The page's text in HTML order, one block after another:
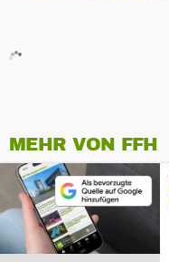
MEHR VON FFH